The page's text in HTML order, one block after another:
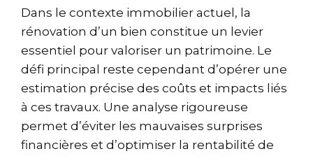
Dans le contexte immobilier actuel, la
rénovation d’un bien constitue un levier
essentiel pour valoriser un patrimoine. Le
défi principal reste cependant d’opérer une
estimation précise des coûts et impacts liés
à ces travaux. Une analyse rigoureuse
permet d’éviter les mauvaises surprises
financières et d’optimiser la rentabilité de